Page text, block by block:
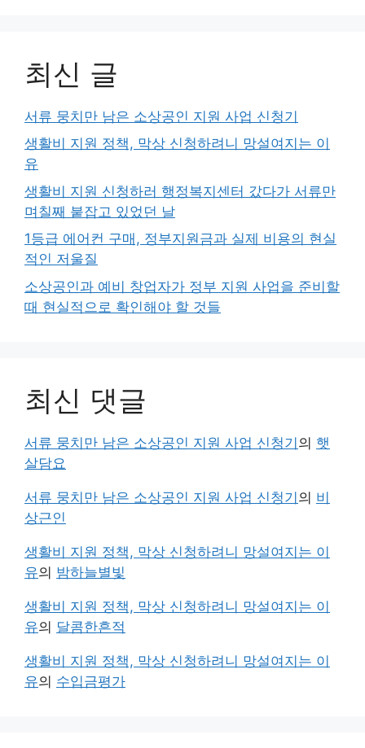
최신 글
서류 뭉치만 남은 소상공인 지원 사업 신청기
생활비 지원 정책, 막상 신청하려니 망설여지는 이
유
생활비 지원 신청하러 행정복지센터 갔다가 서류만
며칠째 붙잡고 있었던 날
1등급 에어컨 구매, 정부지원금과 실제 비용의 현실
적인 저울질
소상공인과 예비 창업자가 정부 지원 사업을 준비할
때 현실적으로 확인해야 할 것들
최신 댓글
서류 뭉치만 남은 소상공인 지원 사업 신청기의 햇
살담요
서류 뭉치만 남은 소상공인 지원 사업 신청기의 비
상근인
생활비 지원 정책, 막상 신청하려니 망설여지는 이
유의 밤하늘별빛
생활비 지원 정책, 막상 신청하려니 망설여지는 이
유의 달콤한흔적
생활비 지원 정책, 막상 신청하려니 망설여지는 이
유의 수입금평가